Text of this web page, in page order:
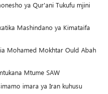
ya Qur'ani Tukufu mjini
Mashindano ya Kimataifa
Mohamed Mokhtar Ould Abah
Mtume SAW
imara ya Iran kuhusu